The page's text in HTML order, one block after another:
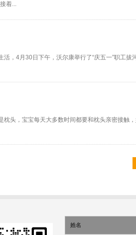
着...
，4月30日下午，沃尔康举行了“庆五一”职工
头，宝宝每天大多数时间都要和枕头亲密接触